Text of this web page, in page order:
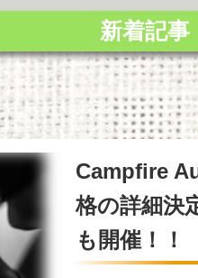
』って言う奴おかし
なる他
使用感を徹底解
の比較：どちら
か？価格に見合っ
感と評価まとめ
【悲
くなっ
ホー
グラ
【正
いだろ
ゲー
Campfire
格の詳細決
も開催！！